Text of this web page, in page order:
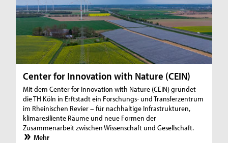
Center for Innovation with Nature (CEIN)
Mit dem Center for Innovation with Nature (CEIN) gründet
die TH Köln in Erftstadt ein Forschungs- und Transferzentrum
im Rheinischen Revier – für nachhaltige Infrastrukturen,
klimaresiliente Räume und neue Formen der
Zusammenarbeit zwischen Wissenschaft und Gesellschaft.
Mehr